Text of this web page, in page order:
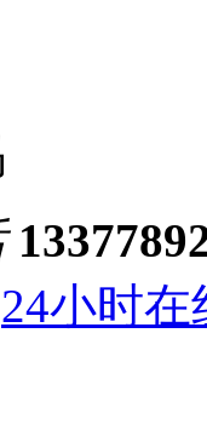
24小时在